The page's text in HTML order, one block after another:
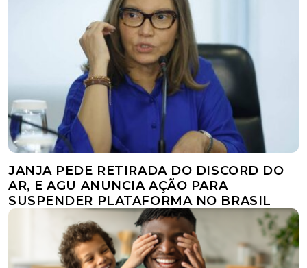
JANJA PEDE RETIRADA DO DISCORD DO
AR, E AGU ANUNCIA AÇÃO PARA
SUSPENDER PLATAFORMA NO BRASIL